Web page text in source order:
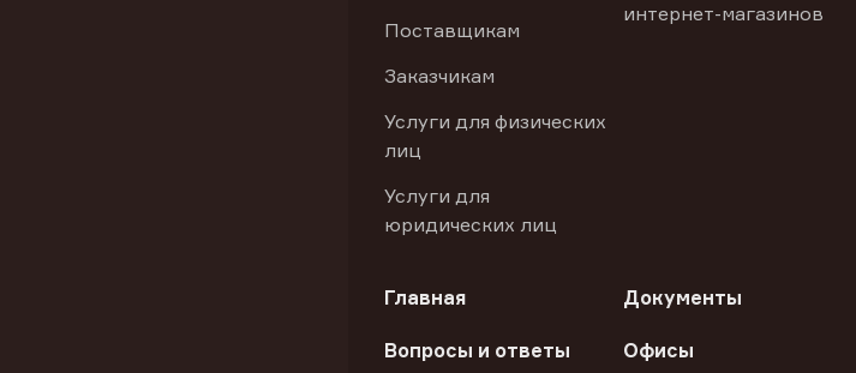
Поставщикам
Заказчикам
Услуги для физических
лиц
Услуги для
юридических лиц
интернет-магазинов
Главная Документы
Вопросы и ответы Офисы